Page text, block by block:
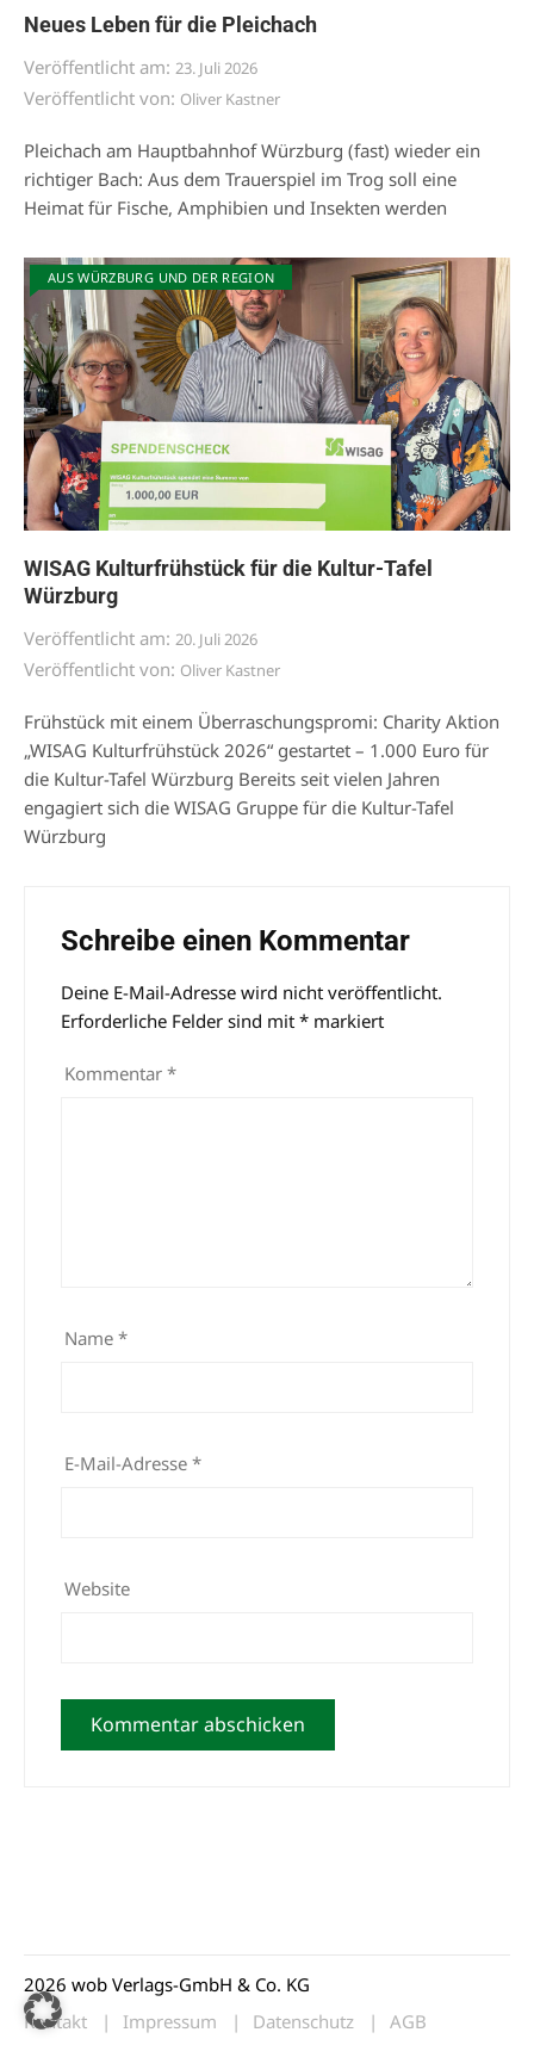
Neues Leben für die Pleichach
Veröffentlicht am: 23. Juli 2026
Veröffentlicht von: Oliver Kastner
Pleichach am Hauptbahnhof Würzburg (fast) wieder ein
richtiger Bach: Aus dem Trauerspiel im Trog soll eine
Heimat für Fische, Amphibien und Insekten werden
AUS WÜRZBURG UND DER REGION
WISAG Kulturfrühstück für die Kultur-Tafel
Würzburg
Veröffentlicht am: 20. Juli 2026
Veröffentlicht von: Oliver Kastner
Frühstück mit einem Überraschungspromi: Charity Aktion
„WISAG Kulturfrühstück 2026“ gestartet – 1.000 Euro für
die Kultur-Tafel Würzburg Bereits seit vielen Jahren
engagiert sich die WISAG Gruppe für die Kultur-Tafel
Würzburg
Schreibe einen Kommentar
Deine E-Mail-Adresse wird nicht veröffentlicht.
Erforderliche Felder sind mit * markiert
Kommentar *
Name *
E-Mail-Adresse *
Website
Alternative:
2026 wob Verlags-GmbH & Co. KG
Kontakt
Impressum Datenschutz AGB